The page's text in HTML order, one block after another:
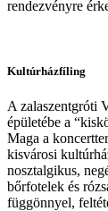
rendezvényre
Kultúrházfíling
A zalaszentgróti
épületébe a
Maga a
kisvárosi
nosztalgikus,
bőrfotelek és
függönnyel,